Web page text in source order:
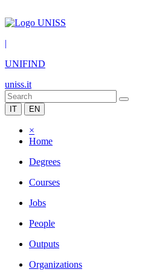
|
UNIFIND
uniss.it
IT EN
×
Home
Degrees
Courses
Jobs
People
Outputs
Organizations